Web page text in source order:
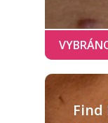
Find